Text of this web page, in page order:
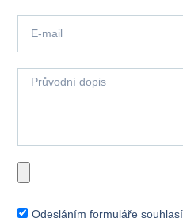
Odesláním formuláře